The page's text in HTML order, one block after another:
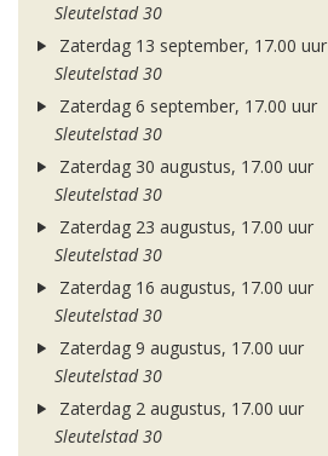
Sleutelstad 30
Zaterdag 13 september, 17.00 uur
Sleutelstad 30
Zaterdag 6 september, 17.00 uur
Sleutelstad 30
Zaterdag 30 augustus, 17.00 uur
Sleutelstad 30
Zaterdag 23 augustus, 17.00 uur
Sleutelstad 30
Zaterdag 16 augustus, 17.00 uur
Sleutelstad 30
Zaterdag 9 augustus, 17.00 uur
Sleutelstad 30
Zaterdag 2 augustus, 17.00 uur
Sleutelstad 30